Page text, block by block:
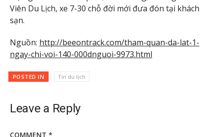
Viên Du Lịch, xe 7-30 chỗ đời mới đưa đón tại khách
sạn.
Nguồn: http://beeontrack.com/tham-quan-da-lat-1-
ngay-chi-voi-140-000dnguoi-9973.html
POSTED IN Tin du lịch
Leave a Reply
COMMENT *